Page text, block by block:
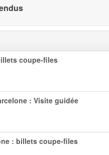
coupe-files
: Visite guidée
: billets coupe-files